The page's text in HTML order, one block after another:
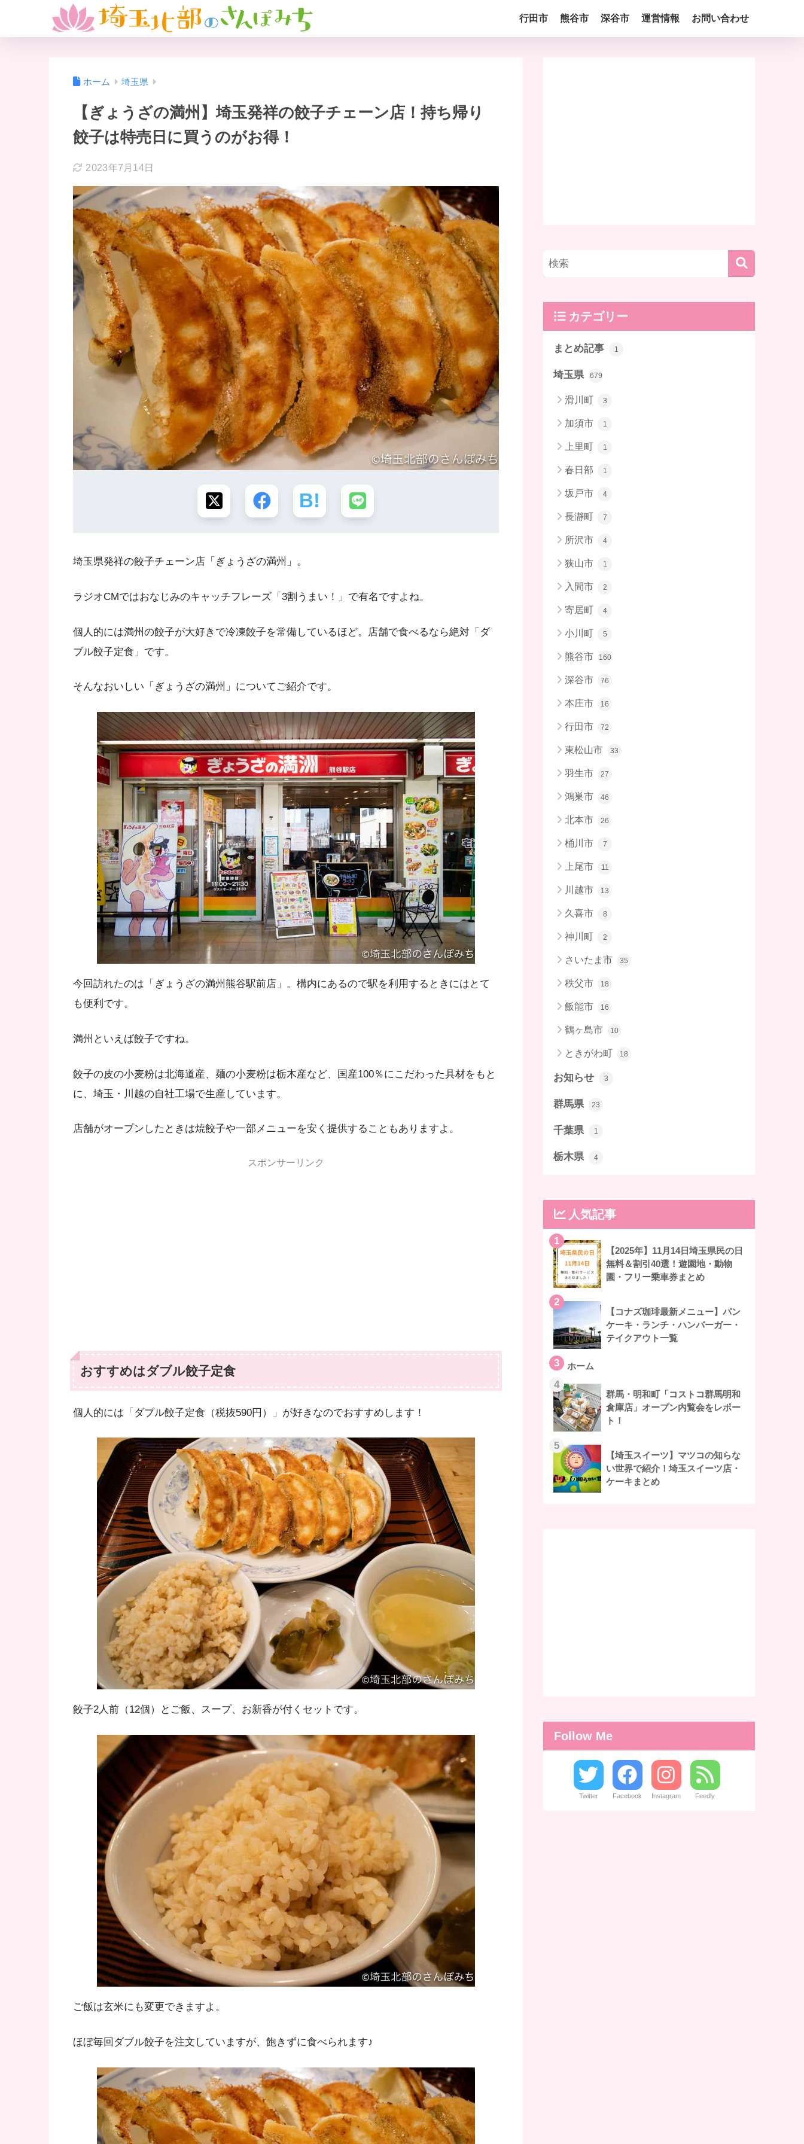
行田市 熊谷市 深谷市 運営情報 お問い合わせ
ホーム 埼玉県
【ぎょうざの満州】埼玉発祥の餃子チェーン店！持ち帰り
餃子は特売日に買うのがお得！
2023年7月14日
埼玉県発祥の餃子チェーン店「ぎょうざの満州」。
ラジオCMではおなじみのキャッチフレーズ「3割うまい！」で有名ですよね。
個人的には満州の餃子が大好きで冷凍餃子を常備しているほど。店舗で食べるなら絶対「ダ
ブル餃子定食」です。
そんなおいしい「ぎょうざの満州」についてご紹介です。
今回訪れたのは「ぎょうざの満州熊谷駅前店」。構内にあるので駅を利用するときにはとて
も便利です。
満州といえば餃子ですね。
餃子の皮の小麦粉は北海道産、麺の小麦粉は栃木産など、国産100％にこだわった具材をもと
に、埼玉・川越の自社工場で生産しています。
店舗がオープンしたときは焼餃子や一部メニューを安く提供することもありますよ。
スポンサーリンク
おすすめはダブル餃子定食
個人的には「ダブル餃子定食（税抜590円）」が好きなのでおすすめします！
餃子2人前（12個）とご飯、スープ、お新香が付くセットです。
ご飯は玄米にも変更できますよ。
ほぼ毎回ダブル餃子を注文していますが、飽きずに食べられます♪
カテゴリー
まとめ記事 1
埼玉県 679
滑川町 3
加須市 1
上里町 1
春日部 1
坂戸市 4
長瀞町 7
所沢市 4
狭山市 1
入間市 2
寄居町 4
小川町 5
熊谷市 160
深谷市 76
本庄市 16
行田市 72
東松山市 33
羽生市 27
鴻巣市 46
北本市 26
桶川市 7
上尾市 11
川越市 13
久喜市 8
神川町 2
さいたま市 35
秩父市 18
飯能市 16
鶴ヶ島市 10
ときがわ町 18
お知らせ 3
群馬県 23
千葉県 1
栃木県 4
人気記事
1
【2025年】11月14日埼玉県民の日
無料＆割引40選！遊園地・動物
園・フリー乗車券まとめ
2
【コナズ珈琲最新メニュー】パン
ケーキ・ランチ・ハンバーガー・
テイクアウト一覧
3 ホーム
4
群馬・明和町「コストコ群馬明和
倉庫店」オープン内覧会をレポー
ト！
5
【埼玉スイーツ】マツコの知らな
い世界で紹介！埼玉スイーツ店・
ケーキまとめ
Follow Me
Twitter Facebook Instagram Feedly